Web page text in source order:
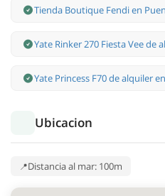
Tienda Boutique Fendi en
Yate Rinker 270 Fiesta Vee de
Yate Princess F70 de alquiler
Ubicacion
Distancia al mar: 100m